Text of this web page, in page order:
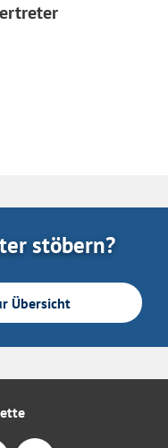
stöbern?
Übersicht